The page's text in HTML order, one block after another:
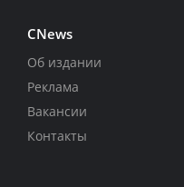
CNews
Об издании
Реклама
Вакансии
Контакты